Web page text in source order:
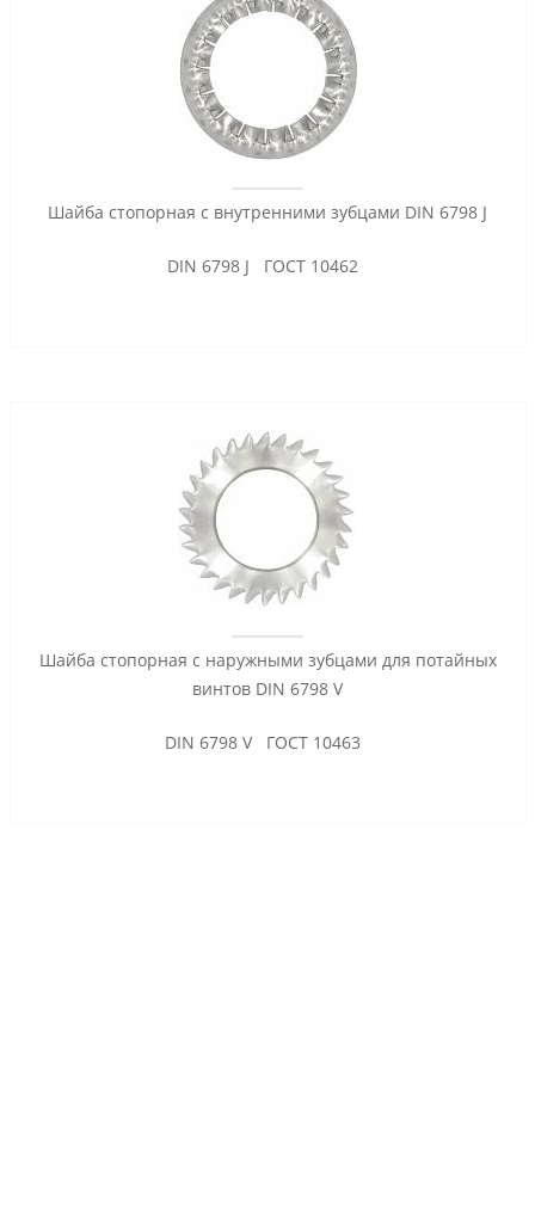
Шайба стопорная с внутренними зубцами DIN 6798 J
DIN 6798 J ГОСТ 10462
Шайба стопорная с наружными зубцами для потайных
винтов DIN 6798 V
DIN 6798 V ГОСТ 10463